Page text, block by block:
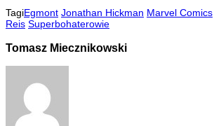
TagiEgmont Jonathan Hickman Marvel Comics
Reis Superbohaterowie
Tomasz Miecznikowski